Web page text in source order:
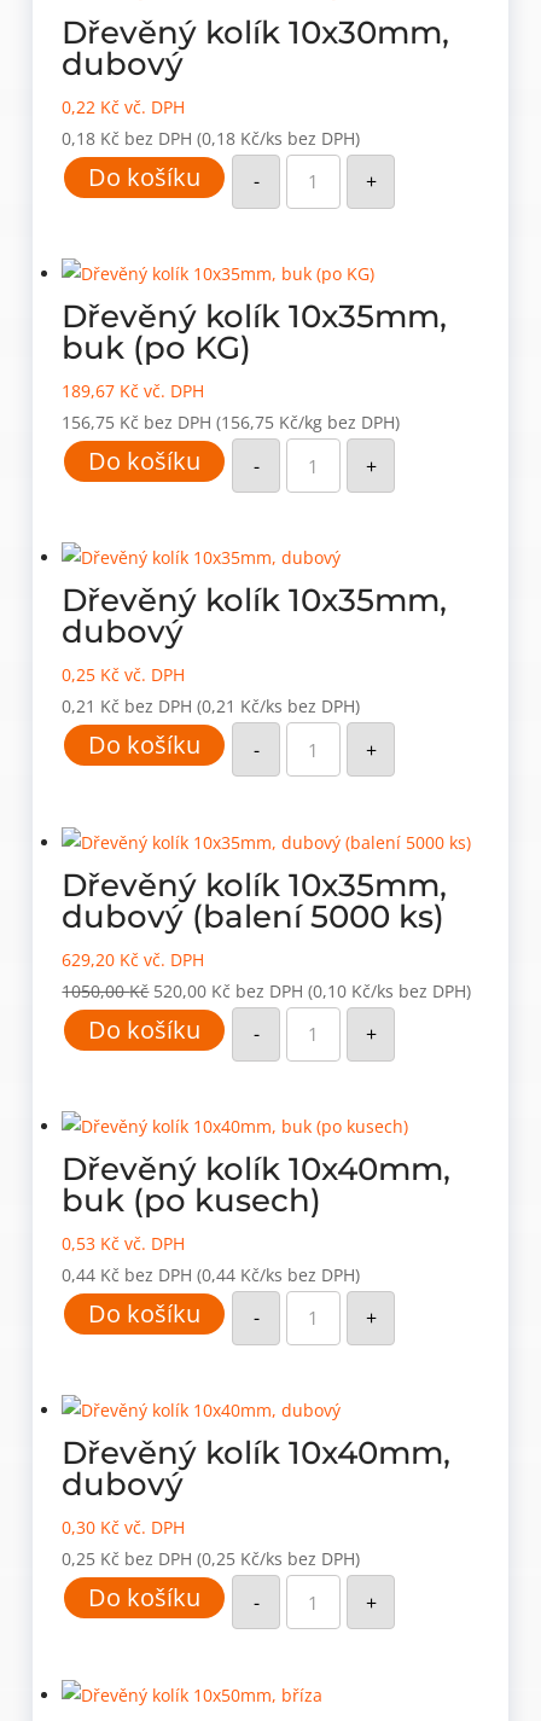
Dřevěný kolík 10x30mm,
dubový
0,22 Kč vč. DPH
0,18 Kč bez DPH (0,18 Kč/ks bez DPH)
Do košíku -
Dřevěný
kolík
10x30mm,
dubový
+
Dřevěný kolík 10x35mm,
buk (po KG)
189,67 Kč vč. DPH
156,75 Kč bez DPH (156,75 Kč/kg bez DPH)
Do košíku -
Dřevěný
kolík
10x35mm,
buk
množství
+
Dřevěný kolík 10x35mm,
dubový
0,25 Kč vč. DPH
0,21 Kč bez DPH (0,21 Kč/ks bez DPH)
Do košíku -
Dřevěný
kolík
10x35mm,
dubový
+
Dřevěný kolík 10x35mm,
dubový (balení 5000 ks)
629,20 Kč vč. DPH
1050,00Kč Původní
cena
byla:
520,00 Kč Aktuální
bez DPH (0,10 Kč/ks bez DPH)
Do košíku -
Dřevěný
kolík
10x35mm,
dubový
ks)
množství
+
Dřevěný kolík 10x40mm,
buk (po kusech)
0,53 Kč vč. DPH
0,44 Kč bez DPH (0,44 Kč/ks bez DPH)
Do košíku -
Dřevěný
kolík
10x40mm,
buk
množství
+
Dřevěný kolík 10x40mm,
dubový
0,30 Kč vč. DPH
0,25 Kč bez DPH (0,25 Kč/ks bez DPH)
Do košíku -
Dřevěný
kolík
10x40mm,
dubový
+